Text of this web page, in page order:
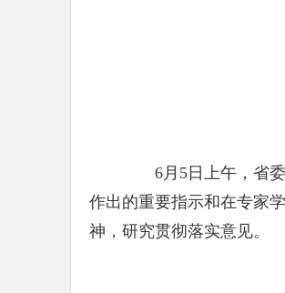
6月5日上午，省委
作出的重要指示和在专家
神，研究贯彻落实意见。